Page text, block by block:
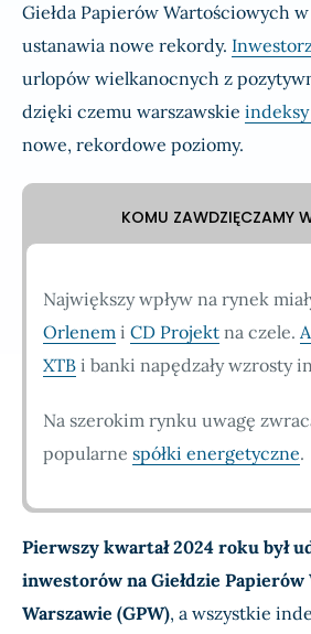
Giełda Papierów Wartościowych
ustanawia nowe rekordy.
urlopów wielkanocnych z
dzięki czemu warszawskie indeksy
nowe, rekordowe poziomy.
KOMU ZAWDZIĘCZAMY
Największy wpływ na rynek
Orlenem i CD Projekt na czele.
XTB i banki napędzały wzrosty
Na szerokim rynku uwagę
popularne spółki energetyczne.
Pierwszy kwartał 2024 roku był
inwestorów na Giełdzie
Warszawie (GPW), a wszystkie